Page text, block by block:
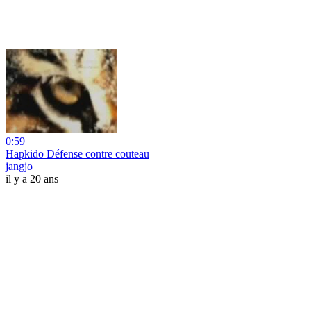
0:59
Hapkido Défense contre couteau
jangjo
il y a 20 ans